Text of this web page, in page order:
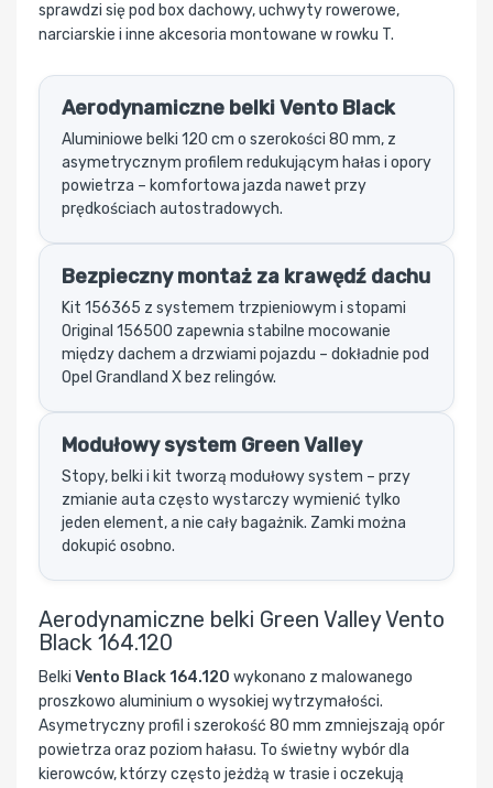
sprawdzi się pod box dachowy, uchwyty rowerowe,
narciarskie i inne akcesoria montowane w rowku T.
Aerodynamiczne belki Vento Black
Aluminiowe belki 120 cm o szerokości 80 mm, z
asymetrycznym profilem redukującym hałas i opory
powietrza – komfortowa jazda nawet przy
prędkościach autostradowych.
Bezpieczny montaż za krawędź dachu
Kit 156365 z systemem trzpieniowym i stopami
Original 156500 zapewnia stabilne mocowanie
między dachem a drzwiami pojazdu – dokładnie pod
Opel Grandland X bez relingów.
Modułowy system Green Valley
Stopy, belki i kit tworzą modułowy system – przy
zmianie auta często wystarczy wymienić tylko
jeden element, a nie cały bagażnik. Zamki można
dokupić osobno.
Aerodynamiczne belki Green Valley Vento
Black 164.120
Belki Vento Black 164.120 wykonano z malowanego
proszkowo aluminium o wysokiej wytrzymałości.
Asymetryczny profil i szerokość 80 mm zmniejszają opór
powietrza oraz poziom hałasu. To świetny wybór dla
kierowców, którzy często jeżdżą w trasie i oczekują